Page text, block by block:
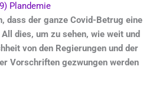
Plandemie
dass der ganze Covid-Betrug eine
dies, um zu sehen, wie weit und
von den Regierungen und der
Vorschriften gezwungen werden